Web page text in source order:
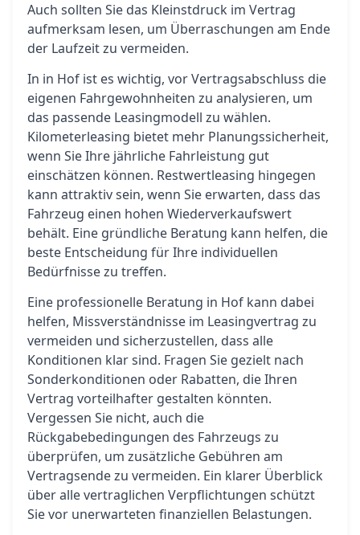
Auch sollten Sie das Kleinstdruck im Vertrag
aufmerksam lesen, um Überraschungen am Ende
der Laufzeit zu vermeiden.
In in Hof ist es wichtig, vor Vertragsabschluss die
eigenen Fahrgewohnheiten zu analysieren, um
das passende Leasingmodell zu wählen.
Kilometerleasing bietet mehr Planungssicherheit,
wenn Sie Ihre jährliche Fahrleistung gut
einschätzen können. Restwertleasing hingegen
kann attraktiv sein, wenn Sie erwarten, dass das
Fahrzeug einen hohen Wiederverkaufswert
behält. Eine gründliche Beratung kann helfen, die
beste Entscheidung für Ihre individuellen
Bedürfnisse zu treffen.
Eine professionelle Beratung in Hof kann dabei
helfen, Missverständnisse im Leasingvertrag zu
vermeiden und sicherzustellen, dass alle
Konditionen klar sind. Fragen Sie gezielt nach
Sonderkonditionen oder Rabatten, die Ihren
Vertrag vorteilhafter gestalten könnten.
Vergessen Sie nicht, auch die
Rückgabebedingungen des Fahrzeugs zu
überprüfen, um zusätzliche Gebühren am
Vertragsende zu vermeiden. Ein klarer Überblick
über alle vertraglichen Verpflichtungen schützt
Sie vor unerwarteten finanziellen Belastungen.